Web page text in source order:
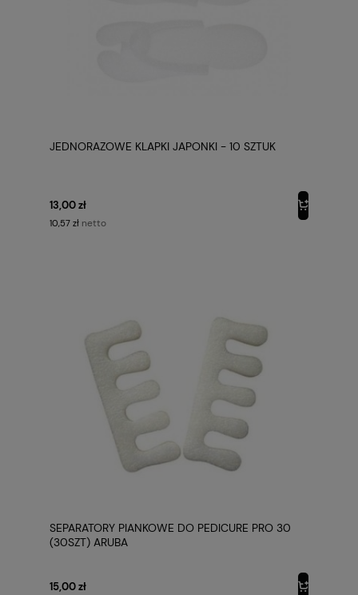
JEDNORAZOWE KLAPKI JAPONKI - 10 SZTUK
13,00 zł
10,57 zł netto
SEPARATORY PIANKOWE DO PEDICURE PRO 30
(30SZT) ARUBA
15,00 zł